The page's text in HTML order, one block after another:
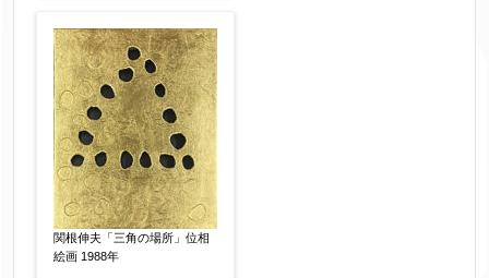
絵の画面サイズ 【任意】
体裁 【任意】
額装
軸装
その他
関根伸夫「三角の場所」位相
絵画 1988年